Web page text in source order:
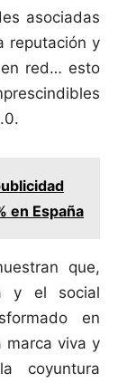
asociadas
reputación y
red… esto
en España
que,
y el social
en
marca viva y
coyuntura